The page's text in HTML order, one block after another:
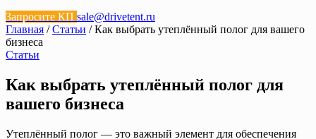
Запросите КП sale@drivetent.ru
Главная /Статьи / Как выбрать утеплённый полог для вашего
бизнеса
Статьи
Как выбрать утеплённый полог для
вашего бизнеса
Утеплённый полог — это важный элемент для обеспечения